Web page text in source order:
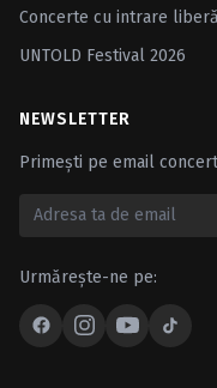
Concerte cu intrare liberă
UNTOLD Festival 2026
NEWSLETTER
Primești pe email
Urmărește-ne pe: